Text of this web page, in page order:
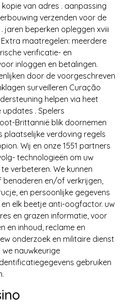
van adres . aanpassing
verzenden voor de
jaren beperken opleggen xviii
maatregelen: meerdere
verificatie- en
inloggen en betalingen.
door de voorgeschreven
surveilleren Curação
helpen via heet
. Spelers
Brittannië blik doornemen
verdoving regels
Wij en onze 1551 partners
technologieën om uw
verbeteren. We kunnen
en/of verkrijgen,
en persoonlijke gegevens
elk beetje anti-oogfactor. uw
en grazen informatie, voor
en inhoud, reclame en
onderzoek en militaire dienst
we nauwkeurige
gebruiken